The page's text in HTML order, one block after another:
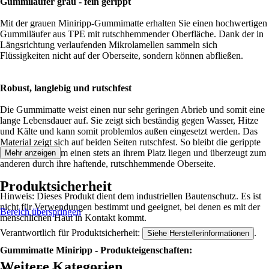
Mit der grauen Miniripp-Gummimatte erhalten Sie einen hochwertigen
Gummiläufer aus TPE mit rutschhemmender Oberfläche. Dank der in
Längsrichtung verlaufenden Mikrolamellen sammeln sich
Flüssigkeiten nicht auf der Oberseite, sondern können abfließen.
Robust, langlebig und rutschfest
Die Gummimatte weist einen nur sehr geringen Abrieb und somit eine
lange Lebensdauer auf. Sie zeigt sich beständig gegen Wasser, Hitze
und Kälte und kann somit problemlos außen eingesetzt werden. Das
Material zeigt sich auf beiden Seiten rutschfest. So bleibt die gerippte
Gummiplatte zum einen stets an ihrem Platz liegen und überzeugt zum
anderen durch ihre haftende, rutschhemmende Oberseite.
Hinweis: Dieses Produkt dient dem industriellen Bautenschutz. Es ist
nicht für Verwendungen bestimmt und geeignet, bei denen es mit der
menschlichen Haut in Kontakt kommt.
Gummimatte Miniripp - Produkteigenschaften:
Mehr anzeigen
Produktsicherheit
Bereich überspringen
Verantwortlich für Produktsicherheit: Siehe Herstellerinformationen .